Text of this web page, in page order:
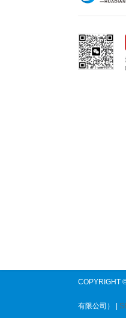
COPYRIGHT
有限公司） |